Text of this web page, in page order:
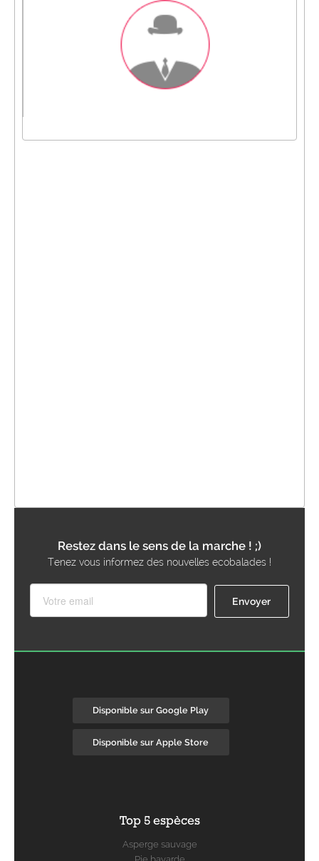
Restez dans le sens de la marche ! ;)
Tenez vous informez des nouvelles ecobalades !
Disponible sur Google Play
Disponible sur Apple Store
Top 5 espèces
Asperge sauvage